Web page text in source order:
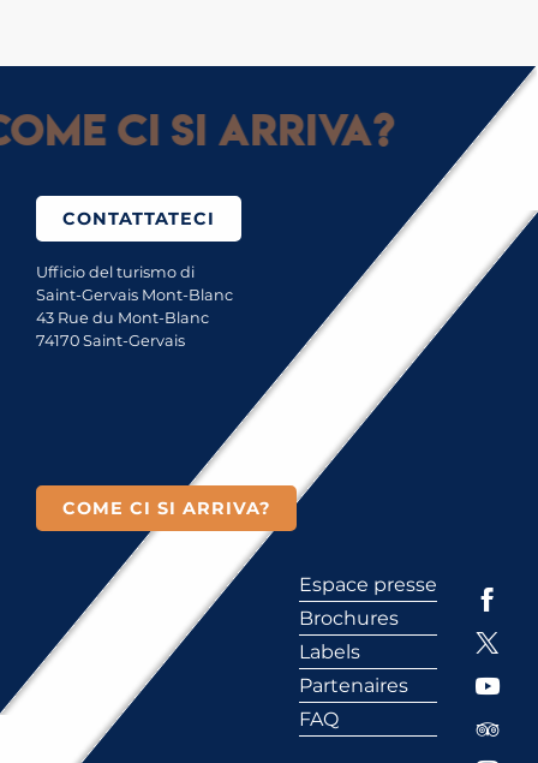
ci si arriva?
CONTATTATECI
Ufficio del turismo di
Saint-Gervais Mont-Blanc
43 Rue du Mont-Blanc
74170 Saint-Gervais
COME CI SI ARRIVA?
Espace presse
Brochures
Labels
Partenaires
FAQ